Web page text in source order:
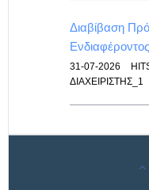
Διαβίβαση
31-07-2026
ΔΙΑΧΕΙΡΙΣΤΉΣ_1